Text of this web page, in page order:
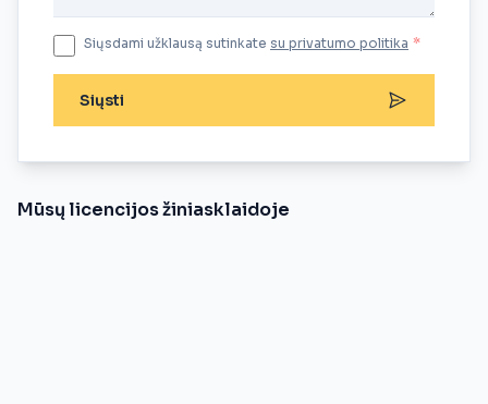
Siųsdami užklausą sutinkate su privatumo politika *
Siųsti
Mūsų licencijos žiniasklaidoje